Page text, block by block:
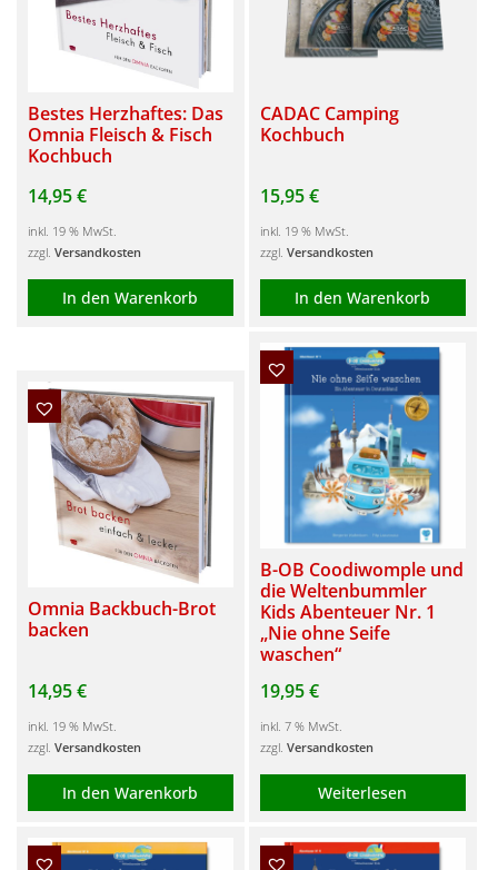
Bestes Herzhaftes: Das
Omnia Fleisch & Fisch
Kochbuch
14,95€
inkl. 19 % MwSt.
zzgl. Versandkosten
In den Warenkorb
CADAC Camping
Kochbuch
15,95€
inkl. 19 % MwSt.
zzgl. Versandkosten
In den Warenkorb
Omnia Backbuch-Brot
backen
14,95€
inkl. 19 % MwSt.
zzgl. Versandkosten
In den Warenkorb
B-OB Coodiwomple und
die Weltenbummler
Kids Abenteuer Nr. 1
„Nie ohne Seife
waschen“
19,95€
inkl. 7 % MwSt.
zzgl. Versandkosten
Weiterlesen